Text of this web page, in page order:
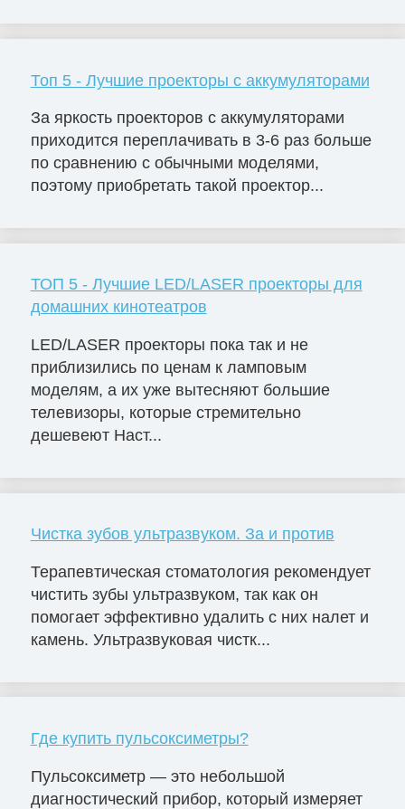
Топ 5 - Лучшие проекторы с аккумуляторами
За яркость проекторов с аккумуляторами
приходится переплачивать в 3-6 раз больше
по сравнению с обычными моделями,
поэтому приобретать такой проектор...
ТОП 5 - Лучшие LED/LASER проекторы для
домашних кинотеатров
LED/LASER проекторы пока так и не
приблизились по ценам к ламповым
моделям, а их уже вытесняют большие
телевизоры, которые стремительно
дешевеют Наст...
Чистка зубов ультразвуком. За и против
Терапевтическая стоматология рекомендует
чистить зубы ультразвуком, так как он
помогает эффективно удалить с них налет и
камень. Ультразвуковая чистк...
Где купить пульсоксиметры?
Пульсоксиметр — это небольшой
диагностический прибор, который измеряет